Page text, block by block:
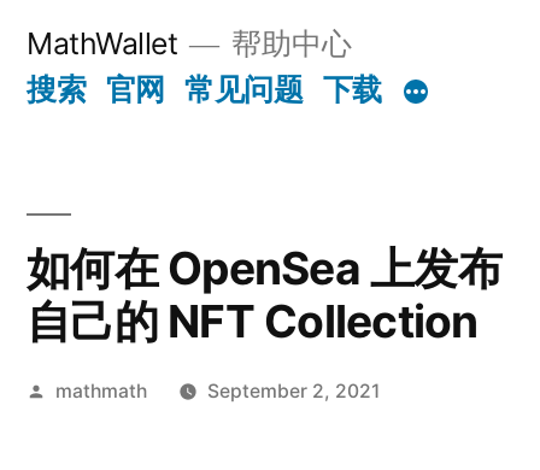
content
MathWallet 帮助中心
搜索 官网 常见问题 下载
如何在 OpenSea 上发布
自己的 NFT Collection
Posted
mathmath September 2, 2021